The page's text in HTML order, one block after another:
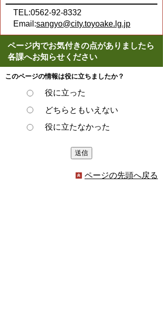
TEL:0562-92-8332
Email:sangyo@city.toyoake.lg.jp
ページ内でお気付きの点がありましたら
各課へお知らせください
このページの情報は役に立ちましたか？
役に立った
どちらともいえない
役に立たなかった
ページの先頭へ戻る